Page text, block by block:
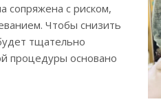
сопряжена с риском,
Чтобы снизить
тщательно
процедуры основано